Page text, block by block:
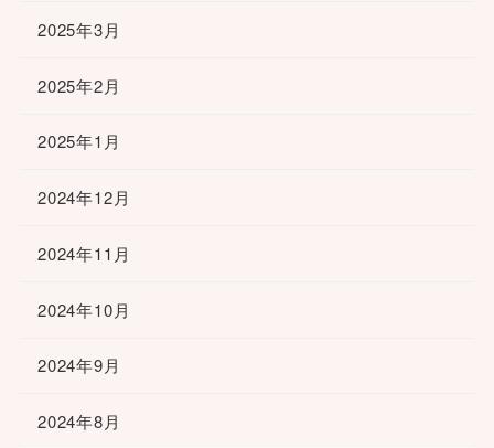
2025年3月
2025年2月
2025年1月
2024年12月
2024年11月
2024年10月
2024年9月
2024年8月